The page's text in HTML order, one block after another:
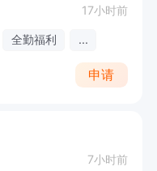
17小时前
全勤福利 ...
申请
7小时前